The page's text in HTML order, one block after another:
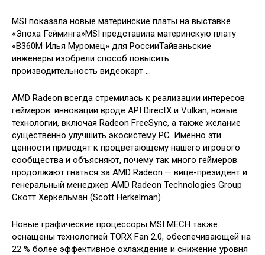
MSI показала новые материнские платы на выставке
«Эпоха Гейминга»MSI представила материнскую плату
«B360M Илья Муромец» для РоссииТайваньские
инженеры изобрели способ повысить
производительность видеокарт …
AMD Radeon всегда стремилась к реализации интересов
геймеров: инновации вроде API DirectX и Vulkan, новые
технологии, включая Radeon FreeSync, а также желание
существенно улучшить экосистему PC. Именно эти
ценности приводят к процветающему нашего игрового
сообщества и объясняют, почему так много геймеров
продолжают гнаться за AMD Radeon.— вице-президент и
генеральный менеджер AMD Radeon Technologies Group
Скотт Херкельман (Scott Herkelman)
Новые графические процессоры MSI MECH также
оснащены технологией TORX Fan 2.0, обеспечивающей на
22 % более эффективное охлаждение и снижение уровня